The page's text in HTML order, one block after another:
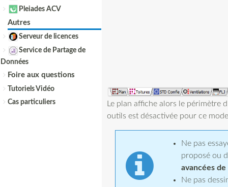
Pleiades ACV
Autres
Serveur de licences
Service de Partage de
Données
Foire aux questions
Tutoriels Vidéo
Cas particuliers
Le plan affiche alors le périmètre
outils est désactivée pour ce
Ne pas
proposé ou
avancées
Ne pas